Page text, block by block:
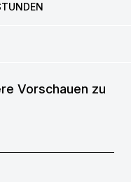
Vorschauen zu